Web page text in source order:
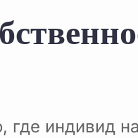
индивид